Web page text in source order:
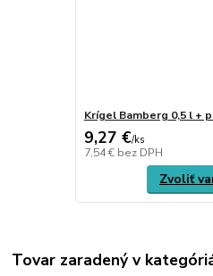
Krígel Bamberg 0,5 l +
9,27 €/ks
7,54 € bez DPH
Zvoliť
Tovar zaradený v